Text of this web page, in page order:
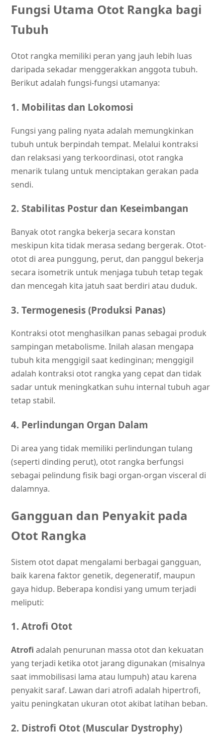
Fungsi Utama Otot Rangka bagi
Tubuh
Otot rangka memiliki peran yang jauh lebih luas
daripada sekadar menggerakkan anggota tubuh.
Berikut adalah fungsi-fungsi utamanya:
1. Mobilitas dan Lokomosi
Fungsi yang paling nyata adalah memungkinkan
tubuh untuk berpindah tempat. Melalui kontraksi
dan relaksasi yang terkoordinasi, otot rangka
menarik tulang untuk menciptakan gerakan pada
sendi.
2. Stabilitas Postur dan Keseimbangan
Banyak otot rangka bekerja secara konstan
meskipun kita tidak merasa sedang bergerak. Otot-
otot di area punggung, perut, dan panggul bekerja
secara isometrik untuk menjaga tubuh tetap tegak
dan mencegah kita jatuh saat berdiri atau duduk.
3. Termogenesis (Produksi Panas)
Kontraksi otot menghasilkan panas sebagai produk
sampingan metabolisme. Inilah alasan mengapa
tubuh kita menggigil saat kedinginan; menggigil
adalah kontraksi otot rangka yang cepat dan tidak
sadar untuk meningkatkan suhu internal tubuh agar
tetap stabil.
4. Perlindungan Organ Dalam
Di area yang tidak memiliki perlindungan tulang
(seperti dinding perut), otot rangka berfungsi
sebagai pelindung fisik bagi organ-organ visceral di
dalamnya.
Gangguan dan Penyakit pada
Otot Rangka
Sistem otot dapat mengalami berbagai gangguan,
baik karena faktor genetik, degeneratif, maupun
gaya hidup. Beberapa kondisi yang umum terjadi
meliputi:
1. Atrofi Otot
Atrofi adalah penurunan massa otot dan kekuatan
yang terjadi ketika otot jarang digunakan (misalnya
saat immobilisasi lama atau lumpuh) atau karena
penyakit saraf. Lawan dari atrofi adalah hipertrofi,
yaitu peningkatan ukuran otot akibat latihan beban.
2. Distrofi Otot (Muscular Dystrophy)